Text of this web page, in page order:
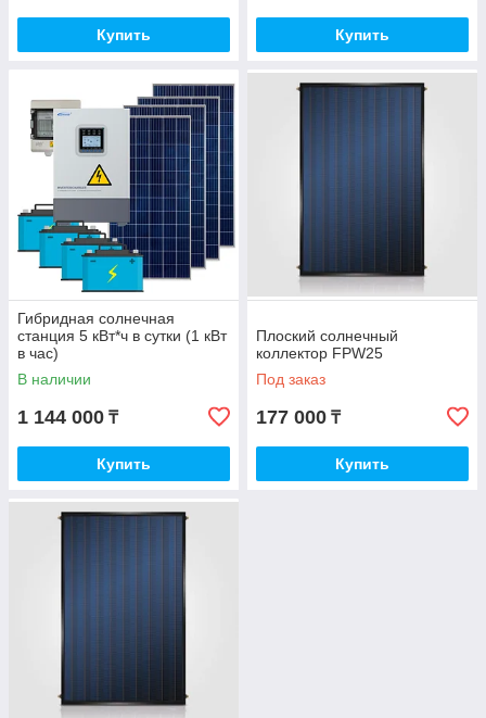
Купить Купить
Гибридная солнечная
станция 5 кВт*ч в сутки (1 кВт
в час)
В наличии
1 144 000 ₸
Купить
Плоский солнечный
коллектор FPW25
Под заказ
177 000 ₸
Купить